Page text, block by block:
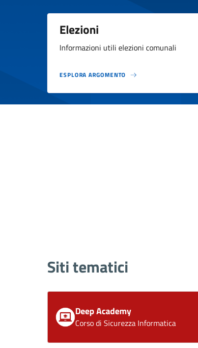
Elezioni
Informazioni utili elezioni comunali
ESPLORA ARGOMENTO
Siti tematici
Deep Academy
Corso di Sicurezza Informatica